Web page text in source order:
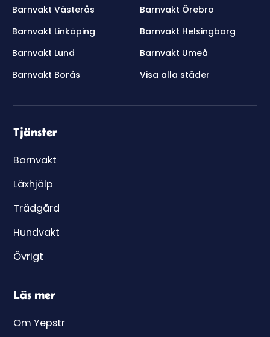
Barnvakt Västerås
Barnvakt Örebro
Barnvakt Linköping
Barnvakt Helsingborg
Barnvakt Lund
Barnvakt Umeå
Barnvakt Borås
Visa alla städer
Tjänster
Barnvakt
Läxhjälp
Trädgård
Hundvakt
Övrigt
Läs mer
Om Yepstr